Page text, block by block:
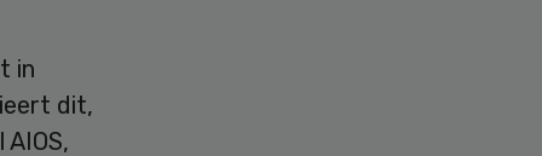
in
dit,